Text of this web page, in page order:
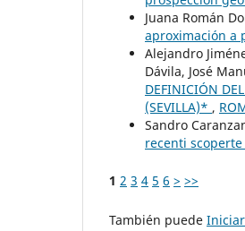
Juana Román
aproximación a
Alejandro
Dávila, José
DEFINICIÓN
(SEVILLA)* ,
Sandro
recenti
1 2 3 4 5 6 > >>
También puede